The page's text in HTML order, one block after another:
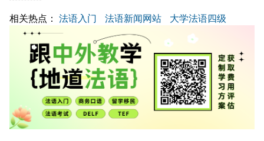
相关热点： 法语入门 法语新闻网站 大学法语四级